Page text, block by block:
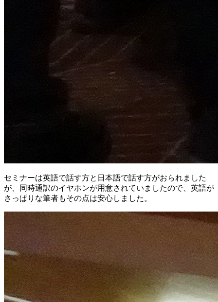
セミナーは英語で話す方と日本語で話す方がおられました
が、同時通訳のイヤホンが用意されていましたので、英語が
さっぱりな筆者もその点は安心しました。